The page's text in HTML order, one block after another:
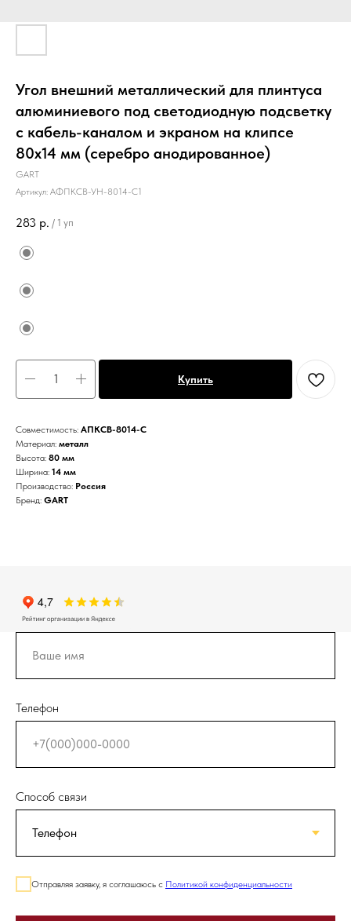
Угол внешний металлический для плинтуса
алюминиевого под светодиодную подсветку
с кабель-каналом и экраном на клипсе
80х14 мм (серебро анодированное)
GART
Артикул: АФПКСВ-УН-8014-С1
283 р. / 1 уп
Купить
Совместимость: АПКСВ-8014-С
Материал: металл
Высота: 80 мм
Ширина: 14 мм
Производство: Россия
Бренд: GART
Телефон
Способ связи
Отправляя заявку, я соглашаюсь с Политикой конфиденциальности